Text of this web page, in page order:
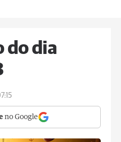
do dia
no Google